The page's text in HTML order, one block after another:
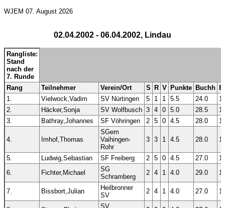
WJEM 07. August 2026
02.04.2002 - 06.04.2002, Lindau
Rangliste:
Stand
nach der
7. Runde
Rang
Teilnehmer Verein/Ort S R V Punkte Buchh
1.
Vielwock,Vadim SV Nürtingen 5 1 1 5.5 24.0
2.
Häcker,Sonja SV Wolfbusch 3 4 0 5.0 28.5
3.
Bathray,Johannes SF Vöhringen 2 5 0 4.5 28.0
4. Imhof,Thomas
SGem
Vaihingen-
Rohr
3 3 1 4.5 28.0
5. Ludwig,Sebastian SF Freiberg 2 5 0 4.5 27.0
6.
Fichter,Michael
SG
Schramberg
2 4 1 4.0 29.0
7. Bissbort,Julian
Heilbronner
SV
2 4 1 4.0 27.0
SV